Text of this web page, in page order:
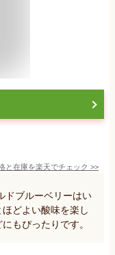
と在庫を楽天でチェック >>
ドブルーベリーはい
どよい酸味を楽し
もぴったりです。